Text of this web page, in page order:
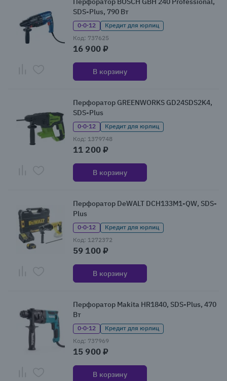
SDS-Plus, 790 Вт
0·0·12
Кредит для юрлиц
Код: 737625
16 900 ₽
В корзину
Перфоратор GREENWORKS GD24SDS2K4,
SDS-Plus
0·0·12
Кредит для юрлиц
Код: 1379748
11 200 ₽
В корзину
Перфоратор DeWALT DCH133M1-QW, SDS-
Plus
0·0·12
Кредит для юрлиц
Код: 1272372
59 100 ₽
В корзину
Перфоратор Makita HR1840, SDS-Plus, 470
Вт
0·0·12
Кредит для юрлиц
Код: 737969
15 900 ₽
В корзину